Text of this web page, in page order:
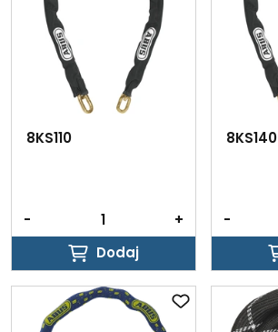
8KS110
-
+
Dodaj
Dodaj
8KS140
-